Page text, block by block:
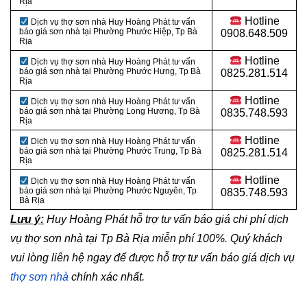
Dịch vụ thợ sơn nhà Huy Hoàng Phát tư vấn
báo giá sơn nhà tại Phường Phước Hiệp, Tp Bà
Rịa
Hotline
0908.648.509
Dịch vụ thợ sơn nhà Huy Hoàng Phát tư vấn
báo giá sơn nhà tại Phường Phước Hưng, Tp Bà
Rịa
Hotline
0825.281.514
Dịch vụ thợ sơn nhà Huy Hoàng Phát tư vấn
báo giá sơn nhà tại Phường Long Hương, Tp Bà
Rịa
Hotline
0835.748.593
Dịch vụ thợ sơn nhà Huy Hoàng Phát tư vấn
báo giá sơn nhà tại Phường Phước Trung, Tp Bà
Rịa
Hotline
0825.281.514
Dịch vụ thợ sơn nhà Huy Hoàng Phát tư vấn
báo giá sơn nhà tại Phường Phước Nguyên, Tp
Bà Rịa
Hotline
0835.748.593
Lưu ý: Huy Hoàng Phát hỗ trợ tư vấn báo giá chi phí dịch
vụ thợ sơn nhà tại Tp Bà Rịa miễn phí 100%. Quý khách
vui lòng liên hệ ngay để được hỗ trợ tư vấn báo giá dịch vụ
thợ sơn nhà chính xác nhất.